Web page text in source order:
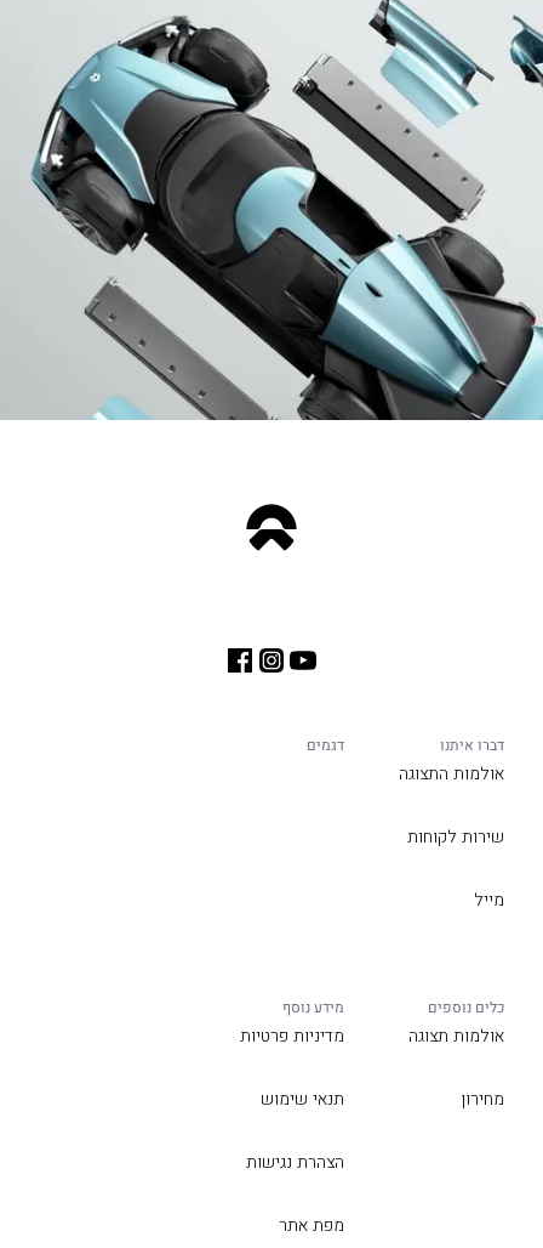
דברו איתנו
אולמות התצוגה
שירות לקוחות
מייל
דגמים
כלים נוספים
אולמות תצוגה
מחירון
מידע נוסף
מדיניות פרטיות
תנאי שימוש
הצהרת נגישות
מפת אתר